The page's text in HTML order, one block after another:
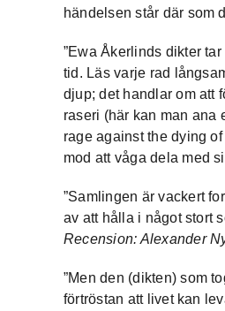
händelsen står där som
”Ewa Åkerlinds dikter
tid. Läs varje rad
djup; det handlar om att
raseri (här kan man ana
rage against the dying
mod att våga dela med
”Samlingen är vackert
av att hålla i något stort
Recension: Alexander
”Men den (dikten) som
förtröstan att livet kan